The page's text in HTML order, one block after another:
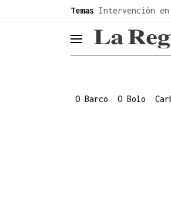
Temas Intervención en
header.menu.open
O Barco O Bolo